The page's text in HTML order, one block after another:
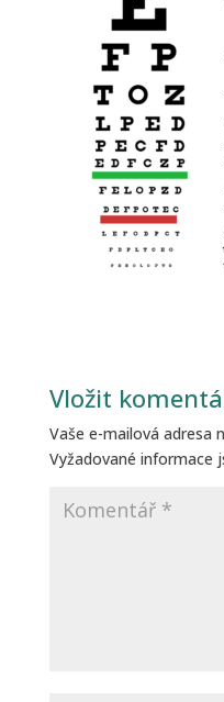
Vložit
Vaše e-mailová adresa
Vyžadované informace